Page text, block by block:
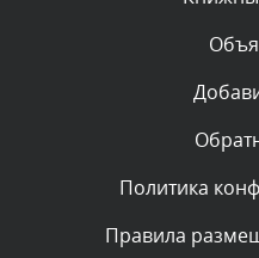
Комментарий
Текст комментария
администратором.
Комментарий
администратором.
Политика
Правила